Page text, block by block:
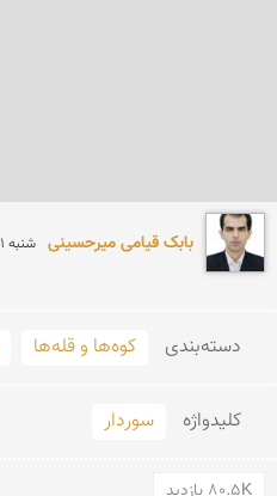
بابک قیامی میرحسینی شنبه 21 آبان 1390 | 15 سال پیش
دسته‌بندی کوه‌ها و قله‌ها
کلید‌واژه سوردار